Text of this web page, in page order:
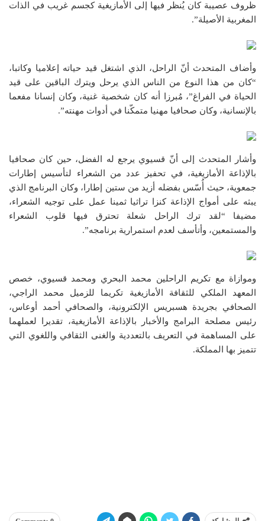
ظروف عصيبة كان يُنظر فيها إلى الأمازيغية كجسم غريب في الذات
المغربية الأصيلة”.
وأضاف المتحدث أنّ الراحل، الذي اشتغل قيد حياته إعلاميا وكاتبا،
“كان من هذا النوع من الناس الذي يرحل ويترك الباقين على قيد
الحياة في الفراغ”، مُبرزا أنه كان شخصية غنية، وكان إنسانا مفعما
بالإنسانية، وكان صحافيا مهنيا متمكّنا في أدوات مهنته”.
وأشار المتحدث إلى أنّ قسيوي يرجع له الفضل، حين كان صحافيا
بالإذاعة الأمازيغية، في تحفيز عدد من الشعراء لتأسيس إطارات
جمعوية، حيث أُسّس بفضله أزيد من ستين إطارا، وكان البرنامج الذي
يبثه على أمواج الإذاعة كنزا تراثيا ثمينا عمل على توجيه الشعراء،
مضيفا “لقد ترك الراحل شعلة تحترق فيها قلوب الشعراء
والمستمعين، وأتأسف لعدم استمرارية برنامجه”.
وموازاة مع تكريم الراحلين محمد البحري ومحمد قسيوي، خصص
المعهد الملكي للثقافة الأمازيغية تكريما للزميل محمد الراجي،
الصحافي بجريدة هسبريس الإلكترونية، والصحافي أحمد أوعاس،
رئيس مصلحة البرامج والأخبار بالإذاعة الأمازيغية، تقديرا لعملهما
على المساهمة في التعريف بالتعددية والغنى الثقافي واللغوي التي
تتميز بها المملكة.